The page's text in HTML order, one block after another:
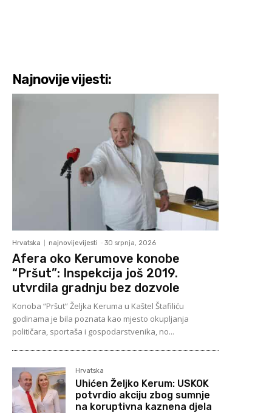
Najnovije vijesti:
Hrvatska najnovijevijesti - 30 srpnja, 2026
Afera oko Kerumove konobe
“Pršut”: Inspekcija još 2019.
utvrdila gradnju bez dozvole
Konoba “Pršut” Željka Keruma u Kaštel Štafiliću
godinama je bila poznata kao mjesto okupljanja
političara, sportaša i gospodarstvenika, no...
Hrvatska
Uhićen Željko Kerum: USKOK
potvrdio akciju zbog sumnje
na koruptivna kaznena djela